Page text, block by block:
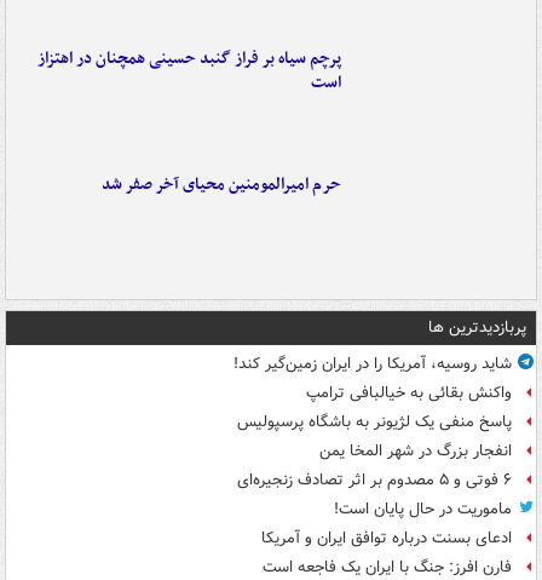
پرچم سیاه بر فراز گنبد حسینی همچنان در اهتزاز
است
حرم امیرالمومنین محیای آخر صفر شد
پربازدیدترین ها
شاید روسیه، آمریکا را در ایران زمین‌گیر کند!
واکنش بقائی به خیالبافی ترامپ
پاسخ منفی یک لژیونر به باشگاه پرسپولیس
انفجار بزرگ در شهر المخا یمن
۶ فوتی و ۵ مصدوم بر اثر تصادف زنجیره‌ای
ماموریت در حال پایان است!
ادعای بسنت درباره توافق ایران و آمریکا
فارن افرز: جنگ با ایران یک فاجعه است